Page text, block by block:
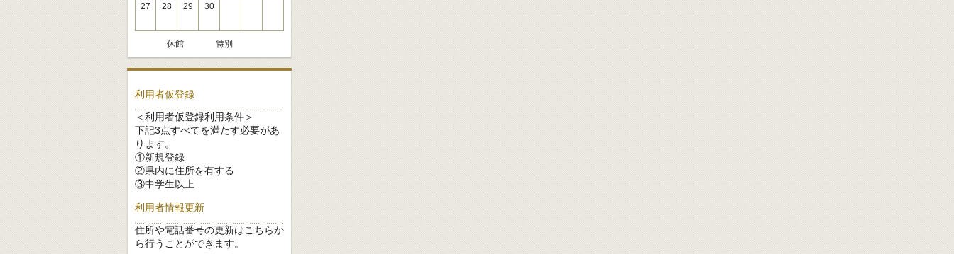
27 28 29 30
休館 特別
利用者仮登録
＜利用者仮登録利用条件＞
下記3点すべてを満たす必要があ
ります。
①新規登録
②県内に住所を有する
③中学生以上
利用者情報更新
住所や電話番号の更新はこちらか
ら行うことができます。